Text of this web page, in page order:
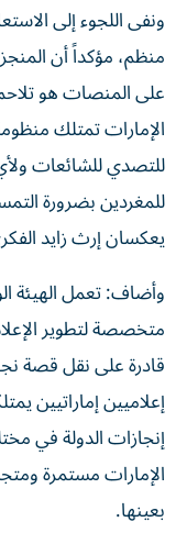
ونفى اللجوء إلى
منظم، مؤكداً أن
على المنصات هو
الإمارات تمتلك
للتصدي للشائعات
للمغردين بضرورة
يعكسان إرث زايد
وأضاف: تعمل الهيئة
متخصصة لتطوير
قادرة على نقل قصة
إعلاميين إماراتيين
إنجازات الدولة في
الإمارات مستمرة
بعينها.